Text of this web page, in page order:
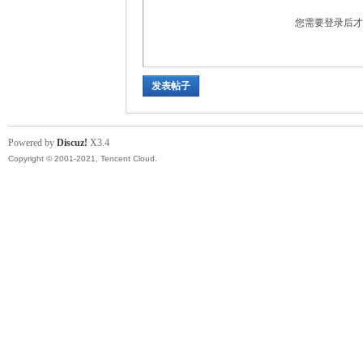
您需要登录后
发表帖子
Powered by Discuz! X3.4
Copyright © 2001-2021, Tencent Cloud.